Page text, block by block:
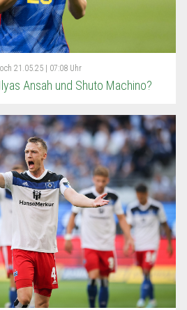
21.05.25 | 07:08 Uhr
Ansah und Shuto Machino?